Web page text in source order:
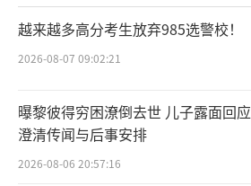
越来越多高分考生放弃985选警校！
2026-08-07 09:02:21
曝黎彼得穷困潦倒去世 儿子露面回应
澄清传闻与后事安排
2026-08-06 20:57:16